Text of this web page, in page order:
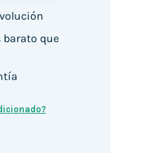
barato que